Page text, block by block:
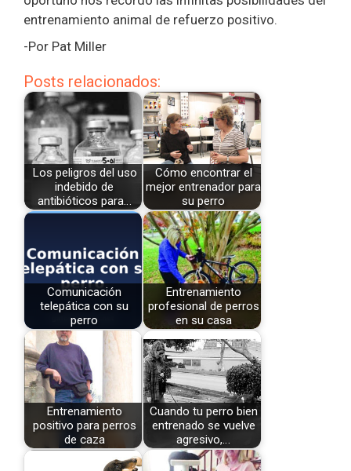
entrenamiento animal de refuerzo positivo.
-Por Pat Miller
Posts relacionados:
Los peligros del uso
indebido de
antibióticos para…
Cómo encontrar el
mejor entrenador para
su perro
Comunicación
telepática con su
perro
Entrenamiento
profesional de perros
en su casa
Entrenamiento
positivo para perros
de caza
Cuando tu perro bien
entrenado se vuelve
agresivo,…